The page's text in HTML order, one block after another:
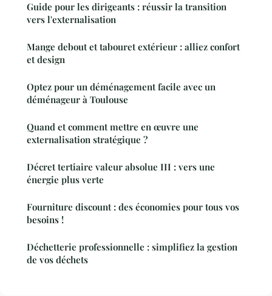
Guide pour les dirigeants : réussir la transition
vers l'externalisation
Mange debout et tabouret extérieur : alliez confort
et design
Optez pour un déménagement facile avec un
déménageur à Toulouse
Quand et comment mettre en œuvre une
externalisation stratégique ?
Décret tertiaire valeur absolue III : vers une
énergie plus verte
Fourniture discount : des économies pour tous vos
besoins !
Déchetterie professionnelle : simplifiez la gestion
de vos déchets